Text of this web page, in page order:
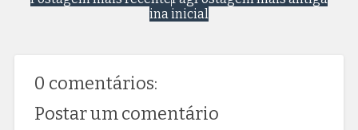
ina inicial
0 comentários:
Postar um comentário